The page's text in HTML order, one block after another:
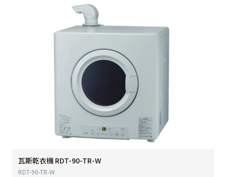
瓦斯乾衣機 RDT-90-TR-W
RDT-90-TR-W